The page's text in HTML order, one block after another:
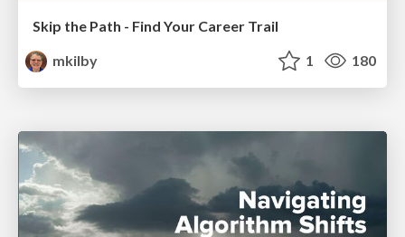
Skip the Path - Find Your Career Trail
mkilby
1 180